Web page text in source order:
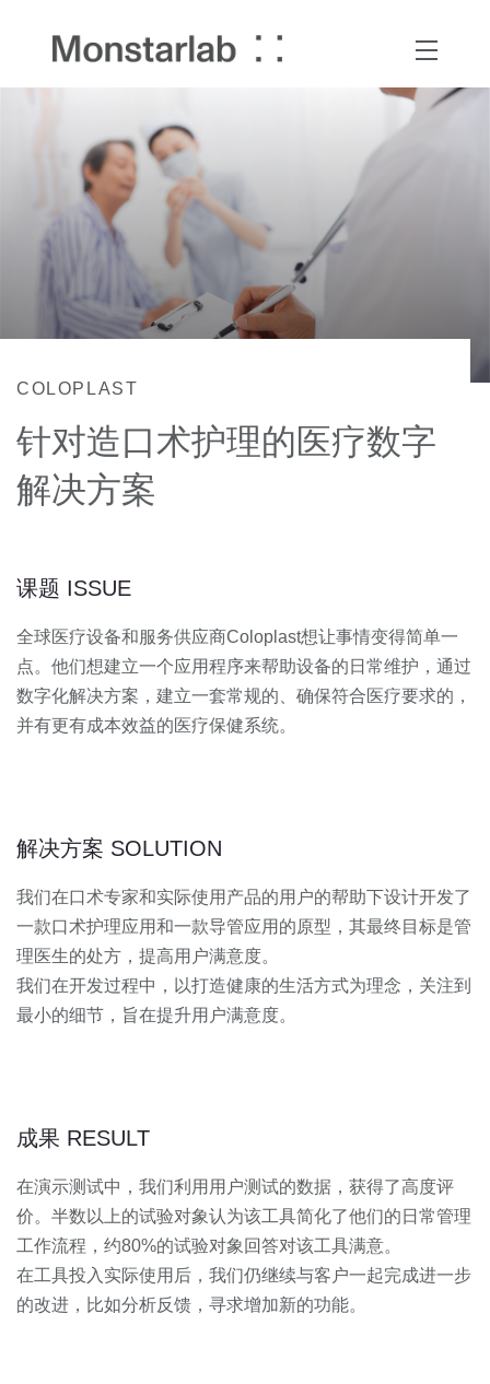
COLOPLAST
针对造口术护理的医疗数字
解决方案
课题 ISSUE
全球医疗设备和服务供应商Coloplast想让事情变得简单一
点。他们想建立一个应用程序来帮助设备的日常维护，通过
数字化解决方案，建立一套常规的、确保符合医疗要求的，
并有更有成本效益的医疗保健系统。
解决方案 SOLUTION
我们在口术专家和实际使用产品的用户的帮助下设计开发了
一款口术护理应用和一款导管应用的原型，其最终目标是管
理医生的处方，提高用户满意度。
我们在开发过程中，以打造健康的生活方式为理念，关注到
最小的细节，旨在提升用户满意度。
成果 RESULT
在演示测试中，我们利用用户测试的数据，获得了高度评
价。半数以上的试验对象认为该工具简化了他们的日常管理
工作流程，约80%的试验对象回答对该工具满意。
在工具投入实际使用后，我们仍继续与客户一起完成进一步
的改进，比如分析反馈，寻求增加新的功能。